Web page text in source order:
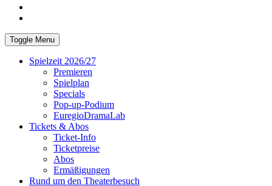
Toggle Menu
Spielzeit 2026/27
Premieren
Spielplan
Specials
Pop-up-Podium
EuregioDramaLab
Tickets & Abos
Ticket-Info
Ticketpreise
Abos
Ermäßigungen
Rund um den Theaterbesuch